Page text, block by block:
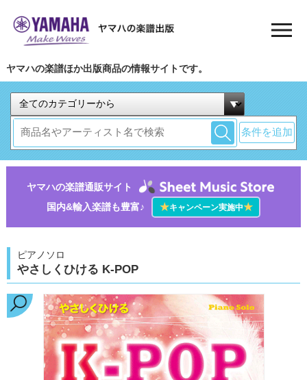
ヤマハの楽譜ほか出版商品の情報サイトです。
条件を追加
ヤマハの楽譜通販サイト
国内&輸入楽譜も豊富♪
★キャンペーン実施中★
ピアノソロ
やさしくひける K-POP